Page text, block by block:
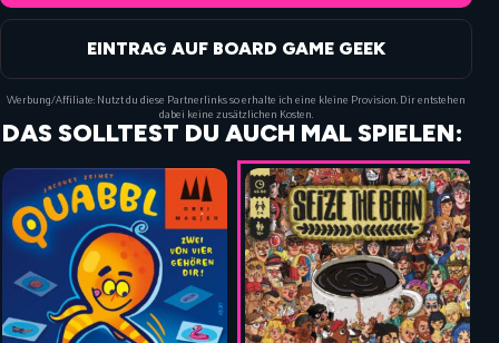
EINTRAG AUF BOARD GAME GEEK
Werbung/Affiliate: Nutzt du diese Partnerlinks so erhalte ich eine kleine Provision. Dir entstehen
dabei keine zusätzlichen Kosten.
DAS SOLLTEST DU AUCH MAL SPIELEN: